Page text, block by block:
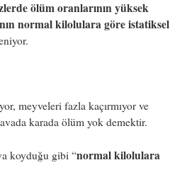
ölüm oranlarının yüksek
normal kilolulara göre istatiksel
meyveleri fazla kaçırmıyor ve
karada ölüm yok demektir.
koyduğu gibi “normal kilolulara